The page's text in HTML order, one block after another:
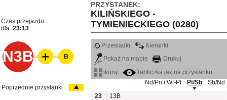
PRZYSTANEK:
KILIŃSKIEGO -
TYMIENIECKIEGO (0280)
Czas przejazdu
dla: 23:13
N3B
Przesiadki
Kierunki
Pokaż na mapie
Drukuj
ikony
Tabliczka jak na przystanku
Nd/Pn i Wt-Pt
Pt/Sb
Sb/Nd
23
13B
B
Poprzednie przystanki